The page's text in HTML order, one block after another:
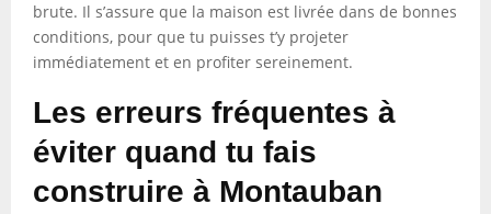
brute. Il s’assure que la maison est livrée dans de bonnes
conditions, pour que tu puisses t’y projeter
immédiatement et en profiter sereinement.
Les erreurs fréquentes à
éviter quand tu fais
construire à Montauban